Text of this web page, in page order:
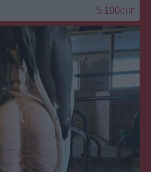
5.100,00